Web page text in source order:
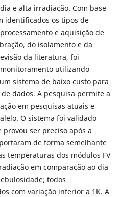
e alta irradiação. Com base
identificados os tipos de
e aquisição de
do isolamento e da
da literatura, foi
utilizando
sistema de baixo custo para
dados. A pesquisa permite a
em pesquisas atuais e
O sistema foi validado
ser preciso após a
de forma semelhante
temperaturas dos módulos FV
em comparação ao dia
todos
com variação inferior a 1K. A